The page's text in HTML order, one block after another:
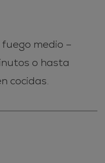
medio –
o hasta
cocidas.